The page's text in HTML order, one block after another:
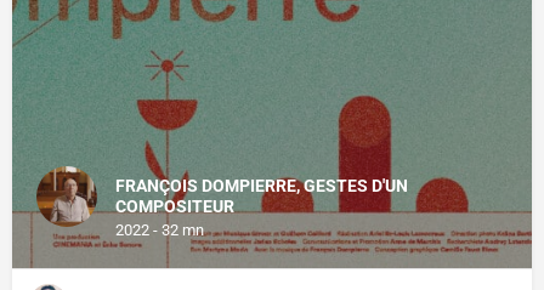
FRANÇOIS DOMPIERRE, GESTES D'UN
COMPOSITEUR
2022 - 32 mn